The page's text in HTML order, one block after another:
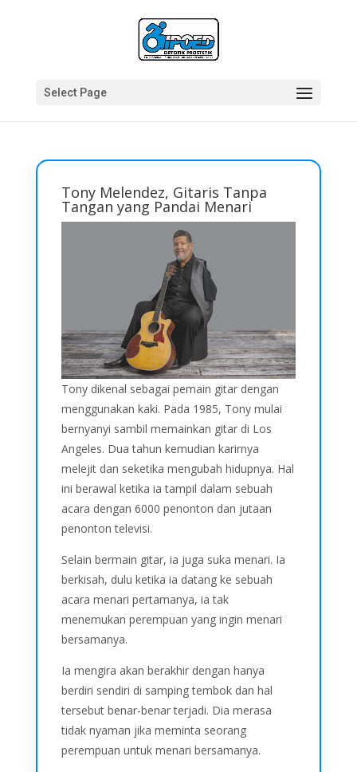
Select Page
Tony Melendez, Gitaris Tanpa
Tangan yang Pandai Menari
Tony dikenal sebagai pemain gitar dengan
menggunakan kaki. Pada 1985, Tony mulai
bernyanyi sambil memainkan gitar di Los
Angeles. Dua tahun kemudian karirnya
melejit dan seketika mengubah hidupnya. Hal
ini berawal ketika ia tampil dalam sebuah
acara dengan 6000 penonton dan jutaan
penonton televisi.
Selain bermain gitar, ia juga suka menari. Ia
berkisah, dulu ketika ia datang ke sebuah
acara menari pertamanya, ia tak
menemukan perempuan yang ingin menari
bersamanya.
Ia mengira akan berakhir dengan hanya
berdiri sendiri di samping tembok dan hal
tersebut benar-benar terjadi. Dia merasa
tidak nyaman jika meminta seorang
perempuan untuk menari bersamanya.